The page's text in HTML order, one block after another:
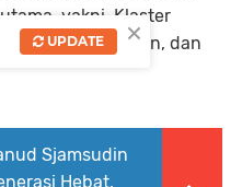
yakni, Klaster
Klaster Kesehatan, dan
Sjamsudin
Hebat,
×
UPDATE